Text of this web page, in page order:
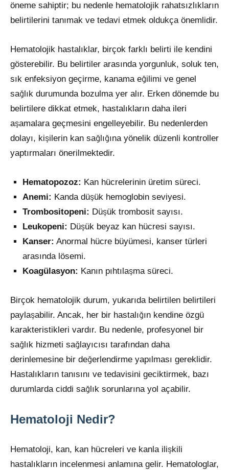
öneme sahiptir; bu nedenle hematolojik rahatsızlıkların
belirtilerini tanımak ve tedavi etmek oldukça önemlidir.
Hematolojik hastalıklar, birçok farklı belirti ile kendini
gösterebilir. Bu belirtiler arasında yorgunluk, soluk ten,
sık enfeksiyon geçirme, kanama eğilimi ve genel
sağlık durumunda bozulma yer alır. Erken dönemde bu
belirtilere dikkat etmek, hastalıkların daha ileri
aşamalara geçmesini engelleyebilir. Bu nedenlerden
dolayı, kişilerin kan sağlığına yönelik düzenli kontroller
yaptırmaları önerilmektedir.
Hematopozoz: Kan hücrelerinin üretim süreci.
Anemi: Kanda düşük hemoglobin seviyesi.
Trombositopeni: Düşük trombosit sayısı.
Leukopeni: Düşük beyaz kan hücresi sayısı.
Kanser: Anormal hücre büyümesi, kanser türleri
arasında lösemi.
Koagülasyon: Kanın pıhtılaşma süreci.
Birçok hematolojik durum, yukarıda belirtilen belirtileri
paylaşabilir. Ancak, her bir hastalığın kendine özgü
karakteristikleri vardır. Bu nedenle, profesyonel bir
sağlık hizmeti sağlayıcısı tarafından daha
derinlemesine bir değerlendirme yapılması gereklidir.
Hastalıkların tanısını ve tedavisini geciktirmek, bazı
durumlarda ciddi sağlık sorunlarına yol açabilir.
Hematoloji Nedir?
Hematoloji, kan, kan hücreleri ve kanla ilişkili
hastalıkların incelenmesi anlamına gelir. Hematologlar,